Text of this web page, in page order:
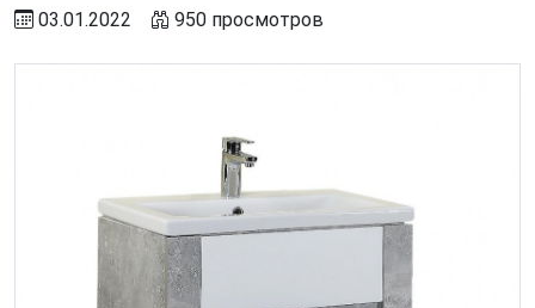
03.01.2022 950 просмотров